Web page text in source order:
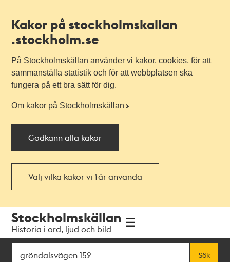
Kakor på stockholmskallan
.stockholm.se
På Stockholmskällan använder vi kakor, cookies, för att
sammanställa statistik och för att webbplatsen ska
fungera på ett bra sätt för dig.
Om kakor på Stockholmskällan
Godkänn alla kakor
Välj vilka kakor vi får använda
navigationen
huvudinnehållet
Stockholmskällan
Historia i ord, ljud och bild
Sök
Sök